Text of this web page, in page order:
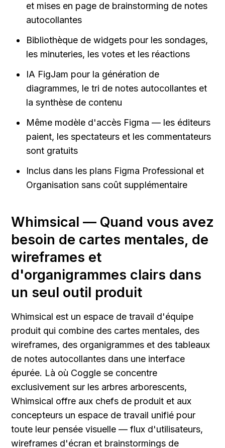
et mises en page de brainstorming de notes
autocollantes
Bibliothèque de widgets pour les sondages,
les minuteries, les votes et les réactions
IA FigJam pour la génération de
diagrammes, le tri de notes autocollantes et
la synthèse de contenu
Même modèle d'accès Figma — les éditeurs
paient, les spectateurs et les commentateurs
sont gratuits
Inclus dans les plans Figma Professional et
Organisation sans coût supplémentaire
Whimsical — Quand vous avez
besoin de cartes mentales, de
wireframes et
d'organigrammes clairs dans
un seul outil produit
Whimsical est un espace de travail d'équipe
produit qui combine des cartes mentales, des
wireframes, des organigrammes et des tableaux
de notes autocollantes dans une interface
épurée. Là où Coggle se concentre
exclusivement sur les arbres arborescents,
Whimsical offre aux chefs de produit et aux
concepteurs un espace de travail unifié pour
toute leur pensée visuelle — flux d'utilisateurs,
wireframes d'écran et brainstormings de